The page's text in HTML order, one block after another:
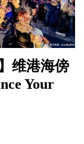
维港海傍
Your